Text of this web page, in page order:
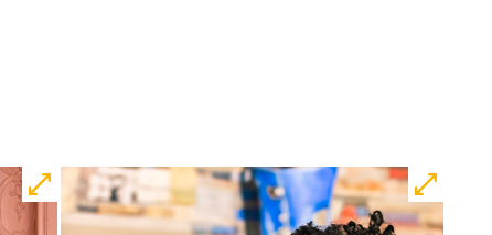
Mit künstlerischer
Audiodeskription